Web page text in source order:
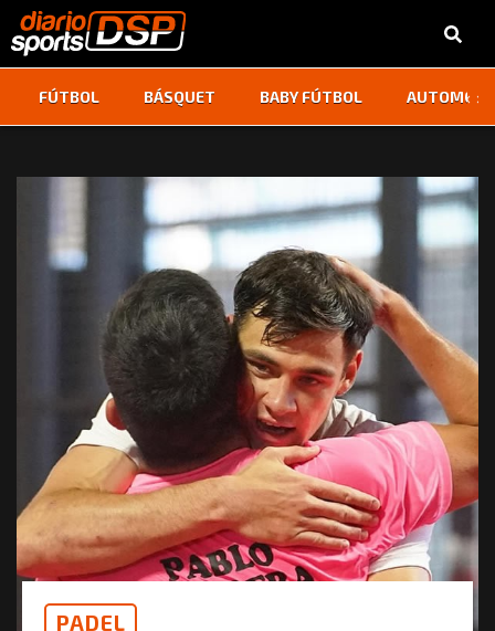
FÚTBOL BÁSQUET BABY FÚTBOL ‹ ›
PADEL